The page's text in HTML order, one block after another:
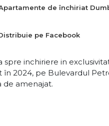
de închiriat
pe Facebook
spre inchiriere in
2024, pe Bulevardul
de amenajat.